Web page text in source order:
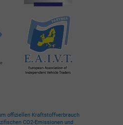
offiziellen Kraftstoffverbrauch
CO2-Emissionen und